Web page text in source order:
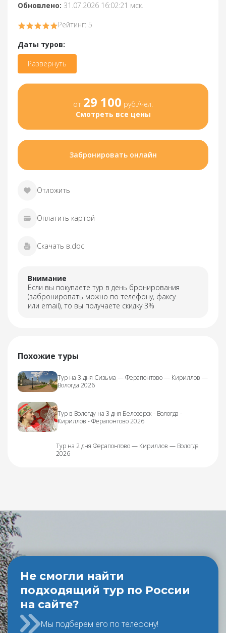
Обновлено: 31.07.2026 16:02:21 мск.
Рейтинг: 5
Даты туров:
Развернуть
от 29 100 руб./чел.
Смотреть все цены
Забронировать онлайн
Отложить
Оплатить картой
Скачать в.doc
Внимание
Если вы покупаете тур в день бронирования
(забронировать можно по телефону, факсу
или email), то вы получаете скидку 3%
Похожие туры
Тур на 3 дня Сизьма — Ферапонтово — Кириллов —
Вологда 2026
Тур в Вологду на 3 дня Белозерск - Вологда -
Кириллов - Ферапонтово 2026
Тур на 2 дня Ферапонтово — Кириллов — Вологда
2026
Не смогли найти
подходящий тур по России
на сайте?
Мы подберем его по телефону!